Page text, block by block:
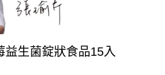
益生菌錠狀食品15入